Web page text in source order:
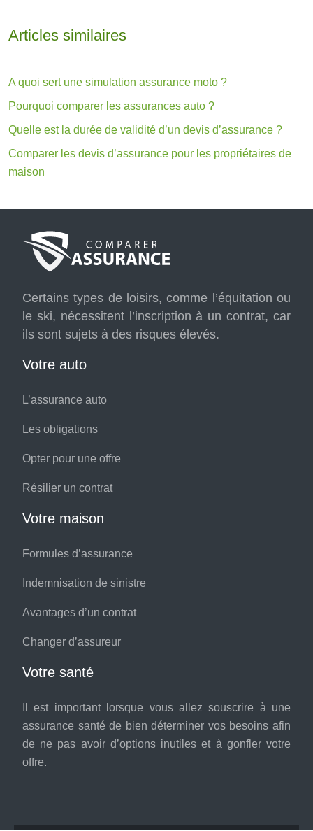
Articles similaires
A quoi sert une simulation assurance moto ?
Pourquoi comparer les assurances auto ?
Quelle est la durée de validité d’un devis d’assurance ?
Comparer les devis d’assurance pour les propriétaires de
maison
Certains types de loisirs, comme l’équitation ou
le ski, nécessitent l’inscription à un contrat, car
ils sont sujets à des risques élevés.
Votre auto
L’assurance auto
Les obligations
Opter pour une offre
Résilier un contrat
Votre maison
Formules d’assurance
Indemnisation de sinistre
Avantages d’un contrat
Changer d’assureur
Votre santé
Il est important lorsque vous allez souscrire à une
assurance santé de bien déterminer vos besoins afin
de ne pas avoir d’options inutiles et à gonfler votre
offre.